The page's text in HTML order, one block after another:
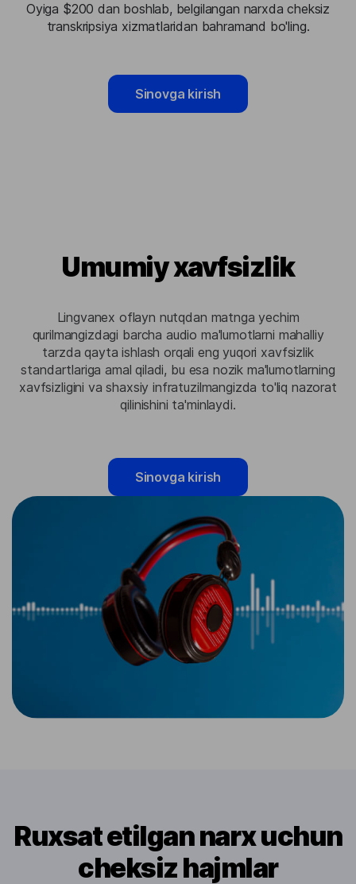
Oyiga $200 dan boshlab, belgilangan narxda cheksiz
transkripsiya xizmatlaridan bahramand bo'ling.
Sinovga kirish
Umumiy xavfsizlik
Lingvanex oflayn nutqdan matnga yechim
qurilmangizdagi barcha audio ma'lumotlarni mahalliy
tarzda qayta ishlash orqali eng yuqori xavfsizlik
standartlariga amal qiladi, bu esa nozik ma'lumotlarning
xavfsizligini va shaxsiy infratuzilmangizda to'liq nazorat
qilinishini ta'minlaydi.
Sinovga kirish
Ruxsat etilgan narx uchun
cheksiz hajmlar